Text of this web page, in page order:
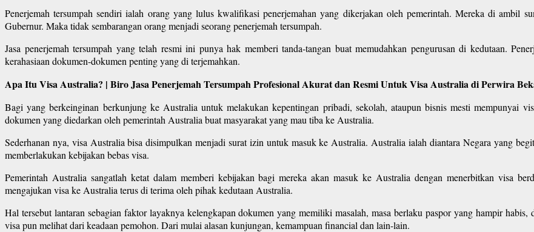
Penerjemah tersumpah sendiri ialah orang yang lulus kwalifikasi penerjemahan yang dikerjakan oleh pemerintah. Mereka di ambil
Gubernur. Maka tidak sembarangan orang menjadi seorang penerjemah tersumpah.
Jasa penerjemah tersumpah yang telah resmi ini punya hak memberi tanda-tangan buat memudahkan pengurusan di kedutaan.
kerahasiaan dokumen-dokumen penting yang di terjemahkan.
Apa Itu Visa Australia? | Biro Jasa Penerjemah Tersumpah Profesional Akurat dan Resmi Untuk Visa Australia di Perwira
Bagi yang berkeinginan berkunjung ke Australia untuk melakukan kepentingan pribadi, sekolah, ataupun bisnis mesti mempunyai
dokumen yang diedarkan oleh pemerintah Australia buat masyarakat yang mau tiba ke Australia.
Sederhanan nya, visa Australia bisa disimpulkan menjadi surat izin untuk masuk ke Australia. Australia ialah diantara Negara yang
memberlakukan kebijakan bebas visa.
Pemerintah Australia sangatlah ketat dalam memberi kebijakan bagi mereka akan masuk ke Australia dengan menerbitkan visa
mengajukan visa ke Australia terus di terima oleh pihak kedutaan Australia.
Hal tersebut lantaran sebagian faktor layaknya kelengkapan dokumen yang memiliki masalah, masa berlaku paspor yang hampir
visa pun melihat dari keadaan pemohon. Dari mulai alasan kunjungan, kemampuan financial dan lain-lain.